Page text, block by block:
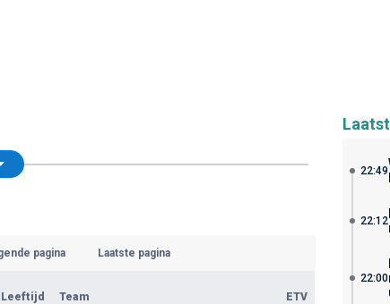
pagina Laatste pagina
Leeftijd Team ETV
22:49
22:12
22:00